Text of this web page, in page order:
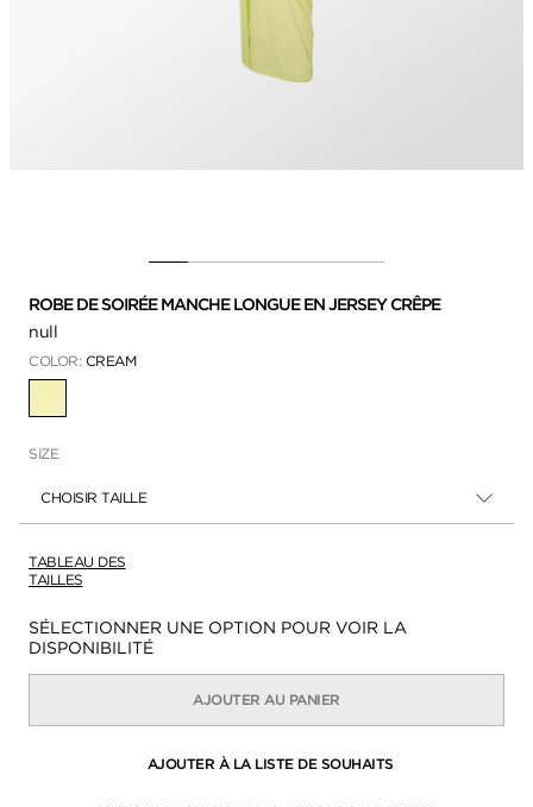
ROBE DE SOIRÉE MANCHE LONGUE EN JERSEY CRÊPE
null
COLOR: CREAM
SIZE
CHOISIR TAILLE
TABLEAU DES
TAILLES
Disponibilité:
SÉLECTIONNER UNE OPTION POUR VOIR LA
DISPONIBILITÉ
AJOUTER AU PANIER
AJOUTER À LA LISTE DE SOUHAITS